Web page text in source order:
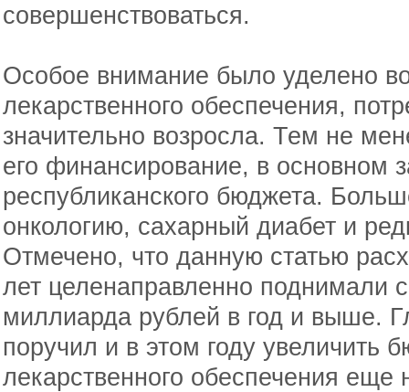
совершенствоваться.
Особое внимание было уделено
лекарственного обеспечения,
значительно возросла. Тем не
его финансирование, в основном
республиканского бюджета.
онкологию, сахарный диабет и
Отмечено, что данную статью
лет целенаправленно поднимали
миллиарда рублей в год и выше.
поручил и в этом году увеличить
лекарственного обеспечения